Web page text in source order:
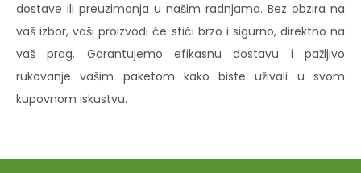
dostave ili preuzimanja u našim radnjama. Bez obzira na
vaš izbor, vaši proizvodi će stići brzo i sigurno, direktno na
vaš prag. Garantujemo efikasnu dostavu i pažljivo
rukovanje vašim paketom kako biste uživali u svom
kupovnom iskustvu.